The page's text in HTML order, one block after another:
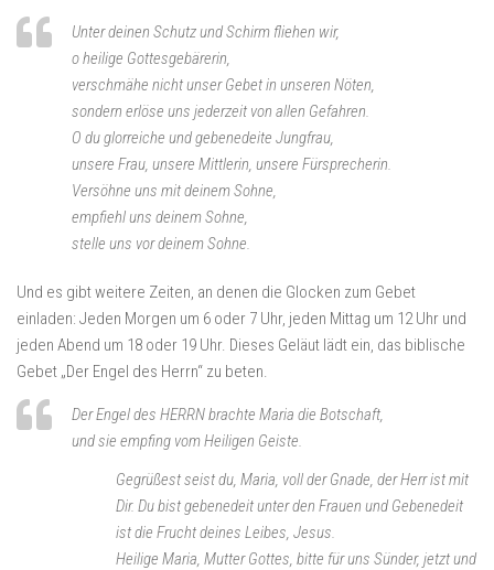
Unter deinen Schutz und Schirm fliehen wir,
o heilige Gottesgebärerin,
verschmähe nicht unser Gebet in unseren Nöten,
sondern erlöse uns jederzeit von allen Gefahren.
O du glorreiche und gebenedeite Jungfrau,
unsere Frau, unsere Mittlerin, unsere Fürsprecherin.
Versöhne uns mit deinem Sohne,
empfiehl uns deinem Sohne,
stelle uns vor deinem Sohne.
Und es gibt weitere Zeiten, an denen die Glocken zum Gebet
einladen: Jeden Morgen um 6 oder 7 Uhr, jeden Mittag um 12 Uhr und
jeden Abend um 18 oder 19 Uhr. Dieses Geläut lädt ein, das biblische
Gebet „Der Engel des Herrn“ zu beten.
Der Engel des HERRN brachte Maria die Botschaft,
und sie empfing vom Heiligen Geiste.
Gegrüßest seist du, Maria, voll der Gnade, der Herr ist mit
Dir. Du bist gebenedeit unter den Frauen und Gebenedeit
ist die Frucht deines Leibes, Jesus.
Heilige Maria, Mutter Gottes, bitte für uns Sünder, jetzt und